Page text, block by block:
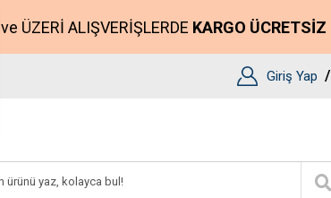
ve ÜZERİ ALIŞVERİŞLERDE KARGO ÜCRETSİZ
Giriş Yap /